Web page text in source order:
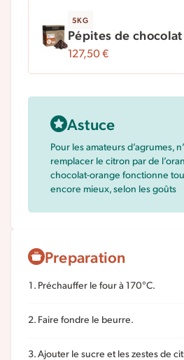
5KG
Pépites de
127,50€
Astuce
Pour les amateurs d’agrumes,
remplacer le citron par de
chocolat-orange fonctionne
encore mieux, selon les goûts
Preparation
Préchauffer le four à 170°C.
Faire fondre le beurre.
Ajouter le sucre et les zestes de